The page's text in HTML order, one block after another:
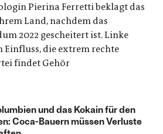
Pierina Ferretti beklagt das
Land, nachdem das
2022 gescheitert ist. Linke
Einfluss, die extrem rechte
findet Gehör
und das Kokain für den
Coca-Bauern müssen Verluste